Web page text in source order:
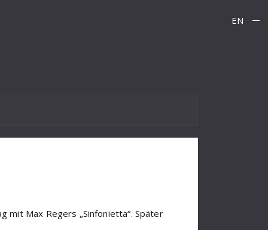
EN
mit Max Regers „Sinfonietta“. Später